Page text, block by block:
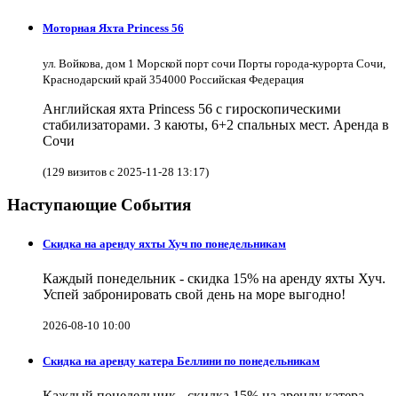
Моторная Яхта Princess 56
ул. Войкова, дом 1 Морской порт сочи Порты города-курорта Сочи,
Краснодарский край 354000 Российская Федерация
Английская яхта Princess 56 с гироскопическими
стабилизаторами. 3 каюты, 6+2 спальных мест. Аренда в
Сочи
(129 визитов с 2025-11-28 13:17)
Наступающие События
Скидка на аренду яхты Хуч по понедельникам
Каждый понедельник - скидка 15% на аренду яхты Хуч.
Успей забронировать свой день на море выгодно!
2026-08-10 10:00
Скидка на аренду катера Беллини по понедельникам